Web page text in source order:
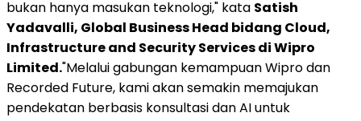
bukan hanya masukan teknologi," kata Satish
Yadavalli, Global Business Head bidang Cloud,
Infrastructure and Security Services di Wipro
Limited."Melalui gabungan kemampuan Wipro dan
Recorded Future, kami akan semakin memajukan
pendekatan berbasis konsultasi dan AI untuk